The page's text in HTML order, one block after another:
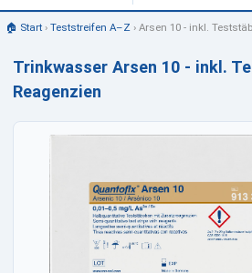
🏠 Start› Teststreifen A–Z› Arsen 10 - inkl.
Trinkwasser Arsen 10 - inkl.
Reagenzien